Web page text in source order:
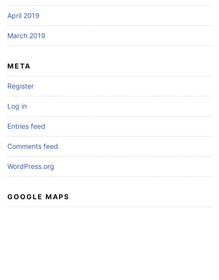
April 2019
March 2019
META
Register
Log in
Entries feed
Comments feed
WordPress.org
GOOGLE MAPS